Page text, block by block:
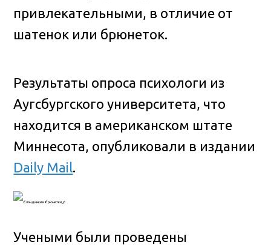
привлекательными, в отличие от
шатенок или брюнеток.
Результаты опроса психологи из
Аугсбургского университета, что
находится в американском штате
Миннесота, опубликовали в издании
Daily Mail.
Учеными были проведены